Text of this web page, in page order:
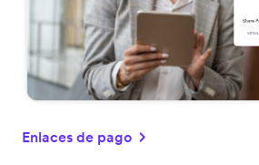
Enlaces de pago